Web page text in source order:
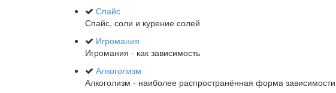
Спайс
Спайс, соли и курение солей
Игромания
Игромания - как зависимость
Алкоголизм
Алкоголизм - наиболее распространённая форма зависимости